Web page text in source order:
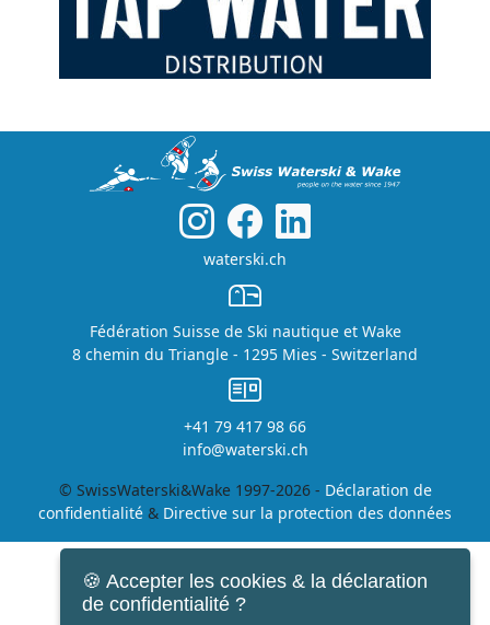
waterski.ch
Fédération Suisse de Ski nautique et Wake
8 chemin du Triangle - 1295 Mies - Switzerland
+41 79 417 98 66
info@waterski.ch
© SwissWaterski&Wake 1997-2026 - Déclaration de
confidentialité & Directive sur la protection des données
🍪 Accepter les cookies & la déclaration
de confidentialité ?